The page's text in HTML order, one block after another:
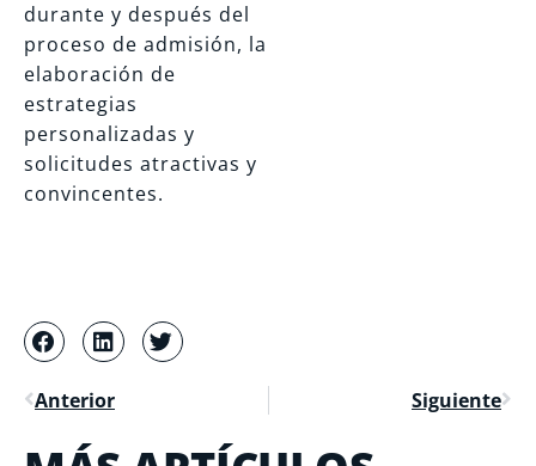
durante y después del
proceso de admisión, la
elaboración de
estrategias
personalizadas y
solicitudes atractivas y
convincentes.
Anterior Siguiente